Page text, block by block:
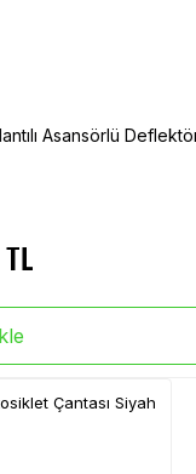
Asansörlü